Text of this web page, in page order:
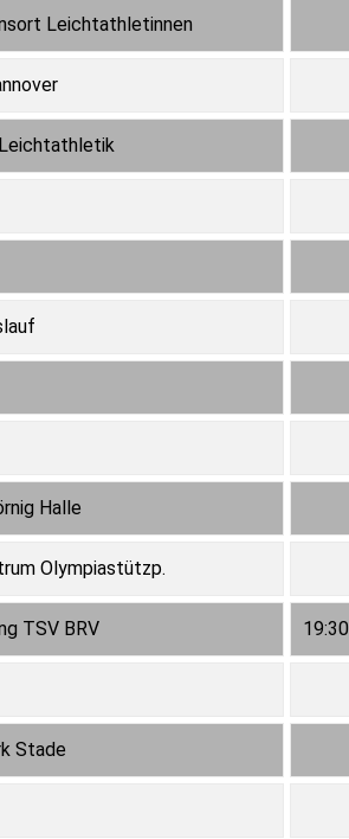
Leichtathletinnen
Halle
Olympiastützp.
TSV BRV 19:30
Stade